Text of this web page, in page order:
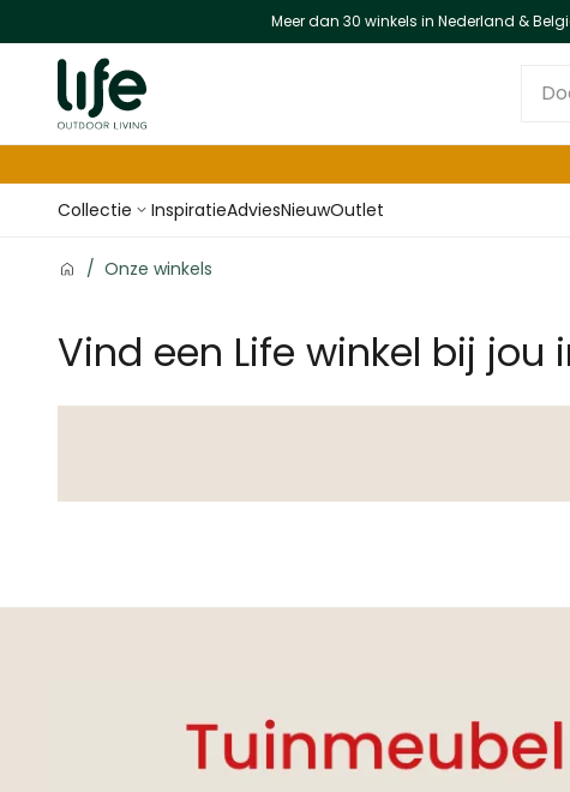
Meer dan 30 winkels in Nederland &
Ga naar de inhoud
Collectie
InspiratieAdviesNieuwOutlet
/ Onze winkels
Vind een Life winkel bij jou